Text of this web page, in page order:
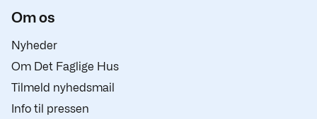
Om os
Nyheder
Om Det Faglige Hus
Tilmeld nyhedsmail
Info til pressen